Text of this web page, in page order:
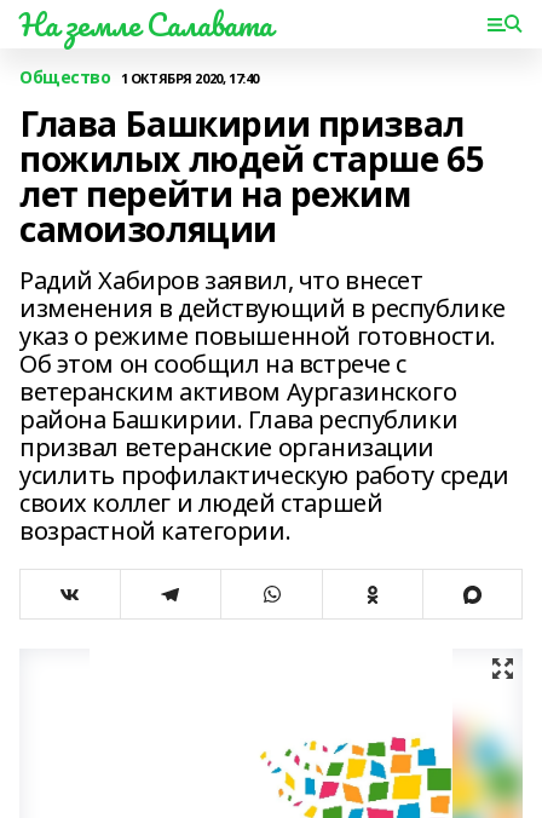
На земле Салавата
Общество 1 ОКТЯБРЯ 2020, 17:40
Глава Башкирии призвал
пожилых людей старше 65
лет перейти на режим
самоизоляции
Радий Хабиров заявил, что внесет
изменения в действующий в республике
указ о режиме повышенной готовности.
Об этом он сообщил на встрече с
ветеранским активом Аургазинского
района Башкирии. Глава республики
призвал ветеранские организации
усилить профилактическую работу среди
своих коллег и людей старшей
возрастной категории.